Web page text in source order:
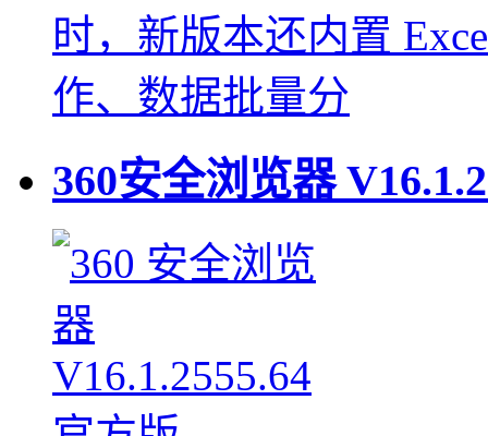
时，新版本还内置
作、数据批量分
360安全浏览器